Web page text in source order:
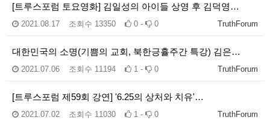
[트루스포럼 토요영화] 김일성의 아이들 상영 후 김덕영…
TruthForum
2021.08.17 조회수 13350 0 - 0
대한민국의 소명(기쁨의 교회, 북한긍휼주간 특강) 김은…
TruthForum
2021.07.06 조회수 11194 1 - 0
[트루스포럼 제59회 강연] '6.25의 상처와 치유'…
TruthForum
2021.07.02 조회수 11030 1 - 0